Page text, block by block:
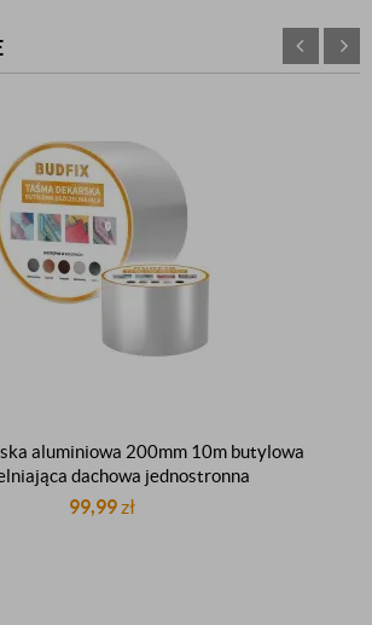
aluminiowa 200mm 10m butylowa
dachowa jednostronna
99,99zł